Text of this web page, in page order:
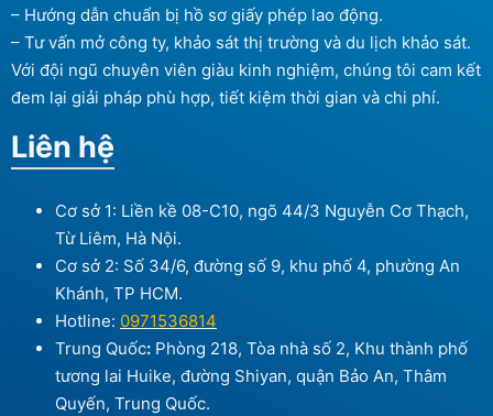
– Hướng dẫn chuẩn bị hồ sơ giấy phép lao động.
– Tư vấn mở công ty, khảo sát thị trường và du lịch khảo sát.
Với đội ngũ chuyên viên giàu kinh nghiệm, chúng tôi cam kết
đem lại giải pháp phù hợp, tiết kiệm thời gian và chi phí.
Liên hệ
Cơ sở 1: Liền kề 08-C10, ngõ 44/3 Nguyễn Cơ Thạch,
Từ Liêm, Hà Nội.
Cơ sở 2: Số 34/6, đường số 9, khu phố 4, phường An
Khánh, TP HCM.
Hotline: 0971536814
Trung Quốc: Phòng 218, Tòa nhà số 2, Khu thành phố
tương lai Huike, đường Shiyan, quận Bảo An, Thâm
Quyến, Trung Quốc.